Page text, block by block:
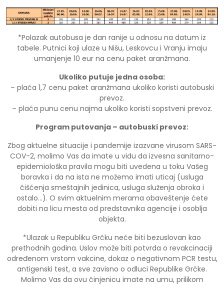
*Polazak autobusa je dan ranije u odnosu na datum iz
tabele. Putnici koji ulaze u Nišu, Leskovcu i Vranju imaju
umanjenje 10 eur na cenu paket aranžmana.
Ukoliko putuje jedna osoba:
– plaća 1,7 cenu paket aranžmana ukoliko koristi autobuski
prevoz.
– plaća punu cenu najma ukoliko koristi sopstveni prevoz.
Program putovanja – autobuski prevoz:
Zbog aktuelne situacije i pandemije izazvane virusom SARS-
COV-2, molimo Vas da imate u vidu da izvesna sanitarno-
epidemiološka pravila mogu biti uvedena u toku Vašeg
boravka i da na ista ne možemo imati uticaj (usluga
čišćenja smeštajnih jedinica, usluga služenja obroka i
ostalo…). O svim aktuelnim merama obaveštenje ćete
dobiti na licu mesta od predstavnika agencije i osoblja
objekta.
*Ulazak u Republiku Grčku neće biti bezuslovan kao
prethodnih godina. Uslov može biti potvrda o revakcinaciji
određenom vrstom vakcine, dokaz o negativnom PCR testu,
antigenski test, a sve zavisno o odluci Republike Grčke.
Molimo Vas da ovu činjenicu imate na umu, prilikom